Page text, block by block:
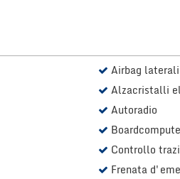
Airbag laterali
Alzacristalli
Autoradio
Controllo
Frenata